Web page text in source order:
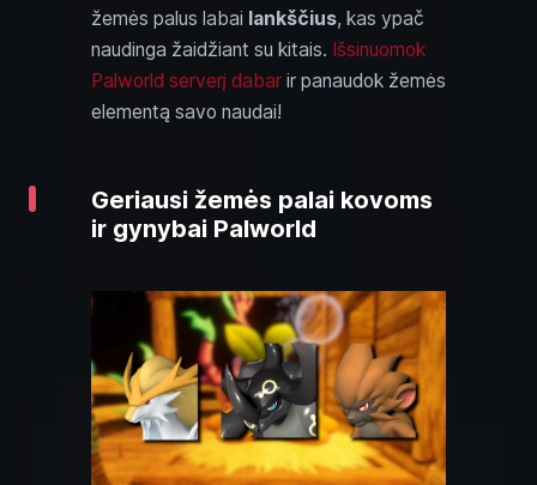
žemės palus labai lankščius, kas ypač
naudinga žaidžiant su kitais. Išsinuomok
Palworld serverį dabar ir panaudok žemės
elementą savo naudai!
Geriausi žemės palai kovoms
ir gynybai Palworld